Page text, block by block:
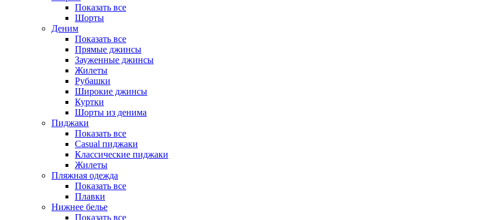
Показать все
Шорты
Деним
Показать все
Прямые джинсы
Зауженные джинсы
Жилеты
Рубашки
Широкие джинсы
Куртки
Шорты из денима
Пиджаки
Показать все
Casual пиджаки
Классические пиджаки
Жилеты
Пляжная одежда
Показать все
Плавки
Нижнее белье
Показать все